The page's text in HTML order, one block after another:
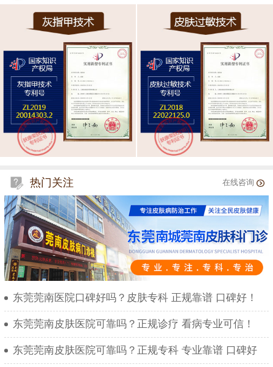
热门关注 在线咨询
东莞莞南医院口碑好吗？皮肤专科 正规靠谱 口碑好！
东莞莞南皮肤医院可靠吗？正规诊疗 看病专业可信！
东莞莞南皮肤医院可靠吗？正规专科 专业靠谱 口碑好